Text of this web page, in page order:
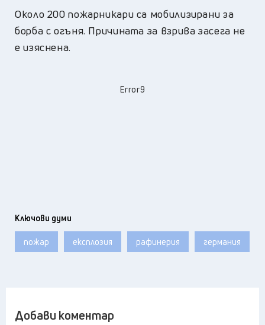
Около 200 пожарникари са мобилизирани за
борба с огъня. Причината за взрива засега не
е изяснена.
Error9
Ключови думи
пожар експлозия рафинерия германия
Добави коментар